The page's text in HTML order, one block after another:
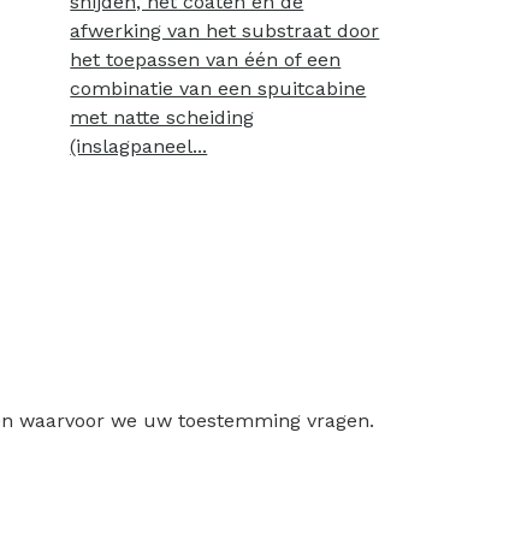
afwerking van het substraat door
het toepassen van één of een
combinatie van een spuitcabine
met natte scheiding
(inslagpaneel...
waarvoor we uw toestemming vragen.